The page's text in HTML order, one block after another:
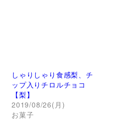
しゃりしゃり食感梨、チ
ップ入りチロルチョコ
【梨】
2019/08/26(月)
お菓子